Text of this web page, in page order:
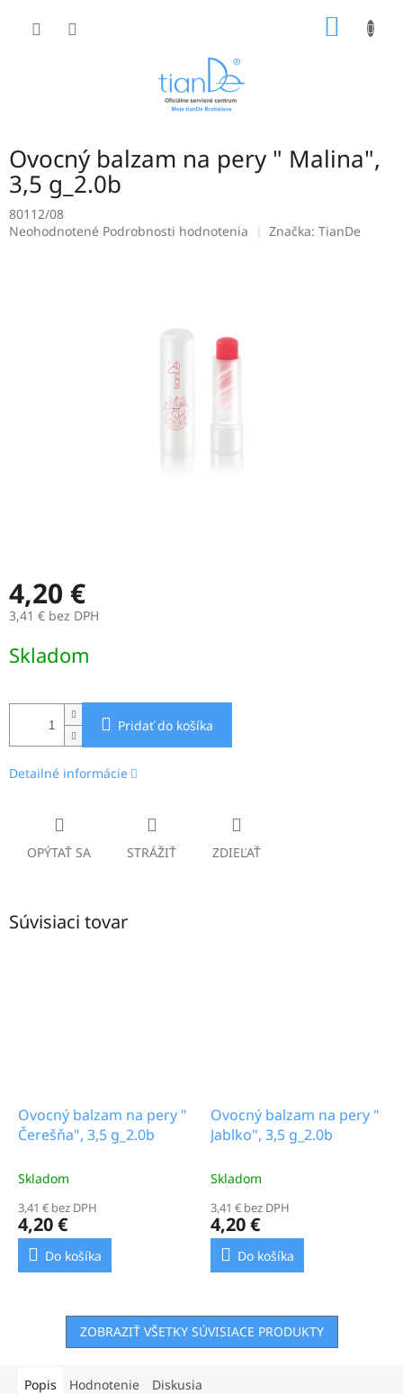
Ovocný balzam na pery " Malina",
3,5 g_2.0b
80112/08
Priemerné
Neohodnotené Podrobnosti hodnotenia Značka: TianDe
4,20 €
3,41 € bez DPH
cena:
Skladom
Pridať do košíka
Detailné informácie
OPÝTAŤ SA STRÁŽIŤ ZDIEĽAŤ
Súvisiaci tovar
Ovocný balzam na pery "
Čerešňa", 3,5 g_2.0b
Skladom
3,41 € bez DPH
4,20 €
Do košíka
Ovocný balzam na pery "
Jablko", 3,5 g_2.0b
Skladom
3,41 € bez DPH
4,20 €
Do košíka
ZOBRAZIŤ VŠETKY SÚVISIACE PRODUKTY
Popis Hodnotenie Diskusia